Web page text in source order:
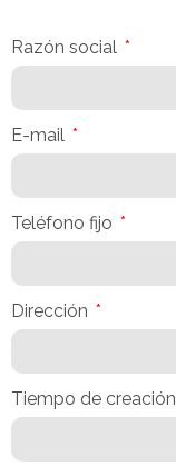
Razón social
E-mail
Teléfono fijo
Dirección
Tiempo de creación